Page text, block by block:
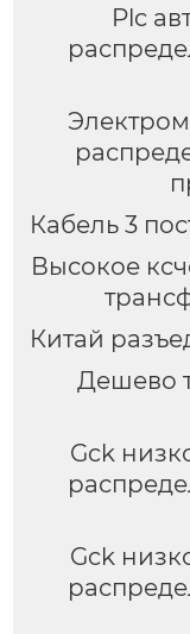
Plc
Кабель 3
Высокое
Китай
Дешево
Gck
Gck